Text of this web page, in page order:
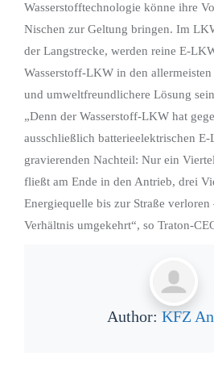
Wasserstofftechnologie könne ihre
Nischen zur Geltung bringen. Im
der Langstrecke, werden reine E-
Wasserstoff-LKW in den
und umweltfreundlichere Lösung
„Denn der Wasserstoff-LKW hat
ausschließlich batterieelektrischen
gravierenden Nachteil: Nur ein
fließt am Ende in den Antrieb, drei
Energiequelle bis zur Straße
Verhältnis umgekehrt“, so Traton-
Author: KFZ